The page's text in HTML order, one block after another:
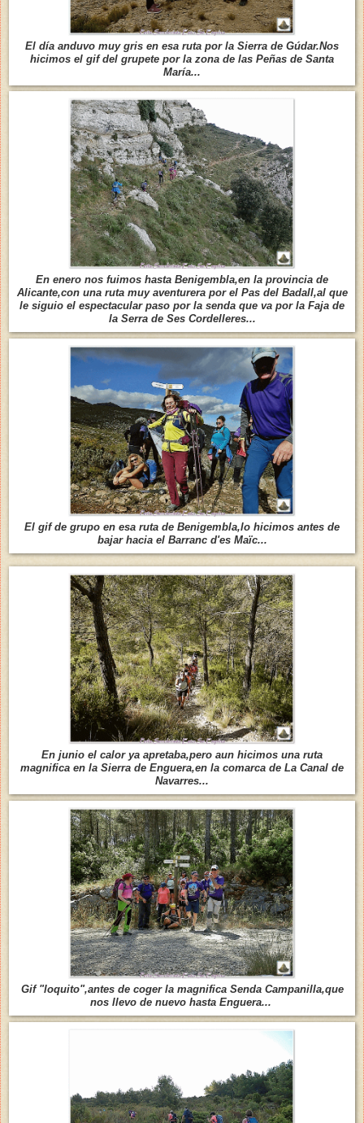
El día anduvo muy gris en esa ruta por la Sierra de Gúdar.Nos
hicimos el gif del grupete por la zona de las Peñas de Santa
María...
En enero nos fuimos hasta Benigembla,en la provincia de
Alicante,con una ruta muy aventurera por el Pas del Badall,al que
le siguio el espectacular paso por la senda que va por la Faja de
la Serra de Ses Cordelleres...
El gif de grupo en esa ruta de Benigembla,lo hicimos antes de
bajar hacia el Barranc d'es Maïc...
En junio el calor ya apretaba,pero aun hicimos una ruta
magnifica en la Sierra de Enguera,en la comarca de La Canal de
Navarres...
Gif "loquito",antes de coger la magnifica Senda Campanilla,que
nos llevo de nuevo hasta Enguera...